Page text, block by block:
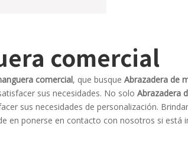
comercial
comercial, que busque Abrazadera de
sus necesidades. No solo Abrazadera
sus necesidades de personalización.
en ponerse en contacto con nosotros si está